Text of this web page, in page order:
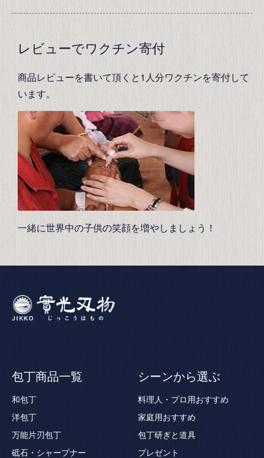
レビューでワクチン寄付
商品レビューを書いて頂くと1人分ワクチンを寄付して
います。
一緒に世界中の子供の笑顔を増やしましょう！
包丁商品一覧
和包丁
洋包丁
万能片刃包丁
砥石・シャープナー
シーンから選ぶ
料理人・プロ用おすすめ
家庭用おすすめ
包丁研ぎと道具
プレゼント